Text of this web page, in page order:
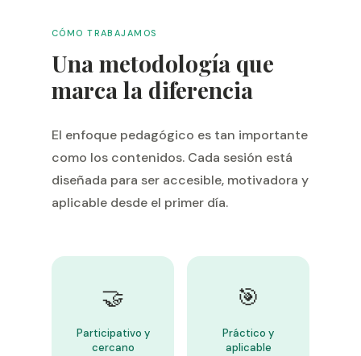
CÓMO TRABAJAMOS
Una metodología que
marca la diferencia
El enfoque pedagógico es tan importante
como los contenidos. Cada sesión está
diseñada para ser accesible, motivadora y
aplicable desde el primer día.
🤝
Participativo y
cercano
🎯
Práctico y
aplicable